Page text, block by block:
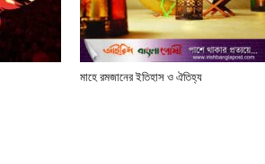
মাহে রমজানের ইতিহাস ও ঐতিহ্য